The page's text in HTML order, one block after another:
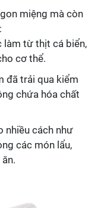
miệng mà còn
làm từ thịt cá biển,
cơ thể.
đã trải qua kiểm
chứa hóa chất
nhiều cách như
các món lẩu,